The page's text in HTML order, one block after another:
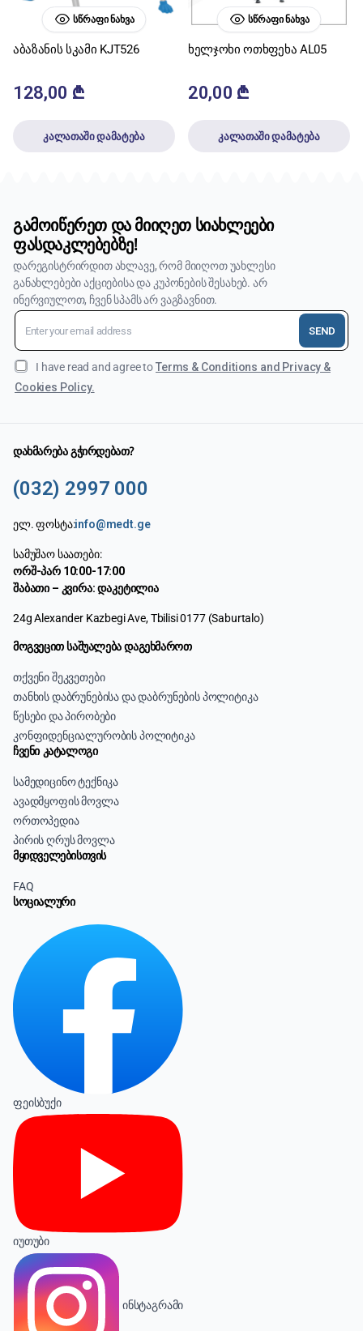
ᲡᲬᲠᲐᲤᲘ ᲜᲐᲮᲕᲐ
აბაზანის სკამი KJT526
128,00 ₾
კალათაში დამატება
ᲡᲬᲠᲐᲤᲘ ᲜᲐᲮᲕᲐ
ხელჯოხი ოთხფეხა AL05
20,00 ₾
კალათაში დამატება
გამოიწერეთ და მიიღეთ სიახლეები
ფასდაკლებებზე!
დარეგისტრირდით ახლავე, რომ მიიღოთ უახლესი
განახლებები აქციებისა და კუპონების შესახებ. არ
ინერვიულოთ, ჩვენ სპამს არ ვაგზავნით.
SEND
I have read and agree toTerms & Conditions and Privacy &
Cookies Policy.
დახმარება გჭირდებათ?
(032) 2997 000
ელ. ფოსტა:info@medt.ge
სამუშაო საათები:
ორშ-პარ 10:00-17:00
შაბათი – კვირა: დაკეტილია
24g Alexander Kazbegi Ave, Tbilisi 0177 (Saburtalo)
მოგვეცით საშუალება დაგეხმაროთ
თქვენი შეკვეთები
თანხის დაბრუნებისა და დაბრუნების პოლიტიკა
წესები და პირობები
კონფიდენციალურობის პოლიტიკა
ჩვენი კატალოგი
სამედიცინო ტექნიკა
ავადმყოფის მოვლა
ორთოპედია
პირის ღრუს მოვლა
მყიდველებისთვის
FAQ
სოციალური
ფეისბუქი
იუთუბი
ინსტაგრამი